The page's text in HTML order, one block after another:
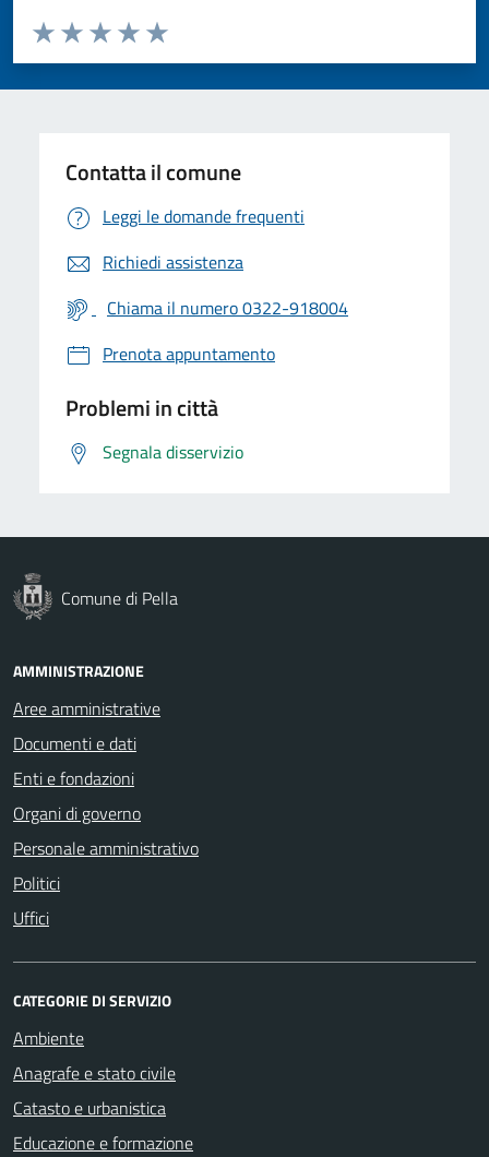
Valuta da 1 a 5 stelle la pagina
Valuta 5 stelle su 5
Valuta 4 stelle su 5
Valuta 3 stelle su 5
Valuta 2 stelle su 5
Valuta 1 stelle su 5
Contatta il comune
Leggi le domande frequenti
Richiedi assistenza
Chiama il numero 0322-918004
Prenota appuntamento
Problemi in città
Segnala disservizio
Comune di Pella
AMMINISTRAZIONE
Aree amministrative
Documenti e dati
Enti e fondazioni
Organi di governo
Personale amministrativo
Politici
Uffici
CATEGORIE DI SERVIZIO
Ambiente
Anagrafe e stato civile
Catasto e urbanistica
Educazione e formazione